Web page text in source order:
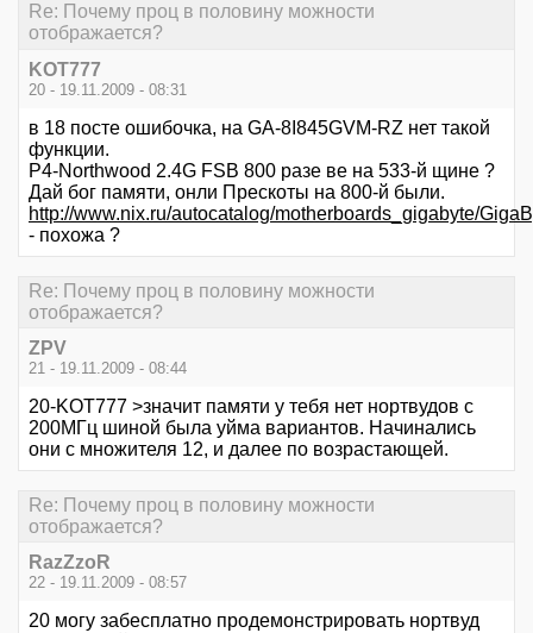
Re: Почему проц в половину можности
отображается?
KOT777
20 - 19.11.2009 - 08:31
в 18 посте ошибочка, на GA-8I845GVM-RZ нет такой
функции.
P4-Northwood 2.4G FSB 800 разе ве на 533-й щине ?
Дай бог памяти, онли Прескоты на 800-й были.
http://www.nix.ru/autocatalog/motherboards_gigabyte/
- похожа ?
Re: Почему проц в половину можности
отображается?
ZPV
21 - 19.11.2009 - 08:44
20-KOT777 >значит памяти у тебя нет нортвудов с
200МГц шиной была уйма вариантов. Начинались
они с множителя 12, и далее по возрастающей.
Re: Почему проц в половину можности
отображается?
RazZzoR
22 - 19.11.2009 - 08:57
20 могу забесплатно продемонстрировать нортвуд